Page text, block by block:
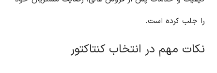
را جلب کرده است.
نکات مهم در انتخاب کنتاکتور